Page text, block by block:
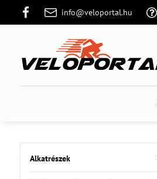
info@veloportal.hu
Alkatrészek